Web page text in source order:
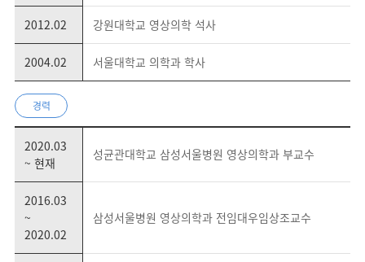
2012.02 강원대학교 영상의학 석사
2004.02 서울대학교 의학과 학사
경력
2020.03
~ 현재
성균관대학교 삼성서울병원 영상의학과 부교수
2016.03
~
2020.02
삼성서울병원 영상의학과 전임대우임상조교수